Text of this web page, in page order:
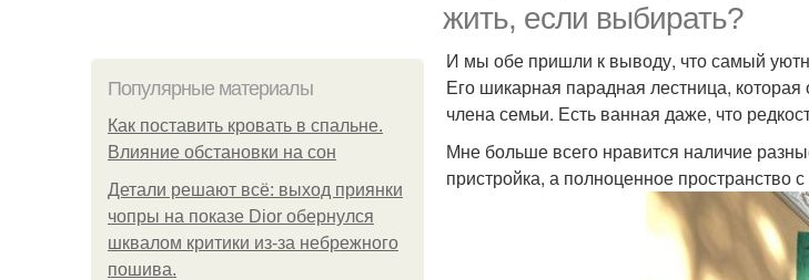
жить, если выбирать?
Популярные материалы
Как поставить кровать в спальне.
Влияние обстановки на сон
Детали решают всё: выход приянки
чопры на показе Dior обернулся
шквалом критики из-за небрежного
пошива.
И мы обе пришли к выводу, что самый
Его шикарная парадная лестница,
члена семьи. Есть ванная даже, что
Мне больше всего нравится наличие
пристройка, а полноценное пространство